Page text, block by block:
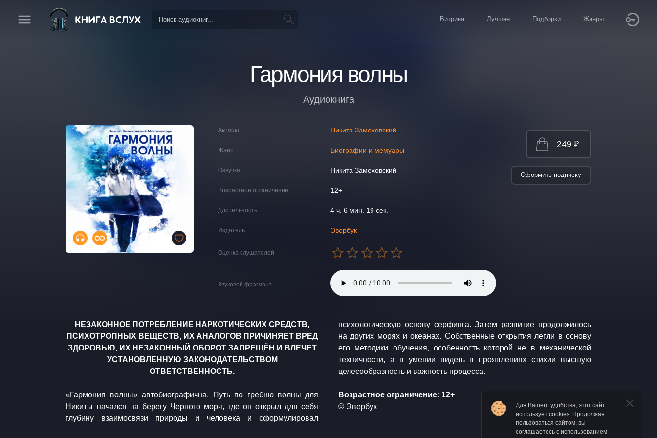
Витрина Лучшее Подборки Жанры
Гармония волны
Аудиокнига
Авторы Никита Замеховский
Жанр Биографии и мемуары
Озвучка Никита Замеховский
Возрастное ограничение 12+
Длительность 4 ч. 6 мин. 19 сек.
Издатель Эвербук
Оценка слушателей
Звуковой фрагмент
249 ₽
Оформить подписку
НЕЗАКОННОЕ ПОТРЕБЛЕНИЕ НАРКОТИЧЕСКИХ СРЕДСТВ,
ПСИХОТРОПНЫХ ВЕЩЕСТВ, ИХ АНАЛОГОВ ПРИЧИНЯЕТ ВРЕД
ЗДОРОВЬЮ, ИХ НЕЗАКОННЫЙ ОБОРОТ ЗАПРЕЩЁН И ВЛЕЧЕТ
УСТАНОВЛЕННУЮ ЗАКОНОДАТЕЛЬСТВОМ
ОТВЕТСТВЕННОСТЬ.
«Гармония волны» автобиографична. Путь по гребню волны для
Никиты начался на берегу Черного моря, где он открыл для себя
глубину взаимосвязи природы и человека и сформулировал
психологическую основу серфинга. Затем развитие продолжилось
на других морях и океанах. Собственные открытия легли в основу
его методики обучения, особенность которой не в механической
техничности, а в умении видеть в проявлениях стихии высшую
целесообразность и важность процесса.
Возрастное ограничение: 12+
© Эвербук
Для Вашего удобства, этот сайт
использует cookies. Продолжая
пользоваться сайтом, вы
соглашаетесь с использованием